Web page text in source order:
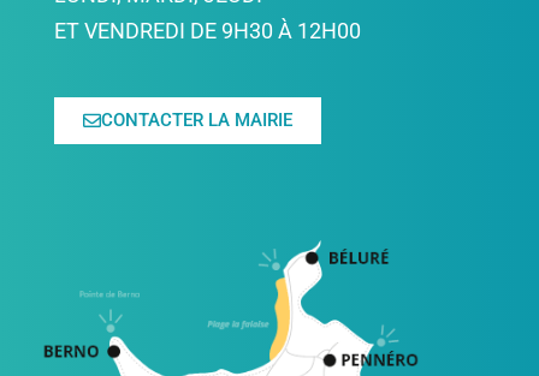
ET VENDREDI DE 9H30 À 12H00
CONTACTER LA MAIRIE